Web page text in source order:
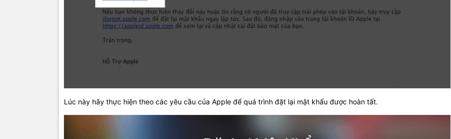
Lúc này hãy thực hiện theo các yêu cầu của Apple để quá trình đặt lại mật khẩu được hoàn tất.